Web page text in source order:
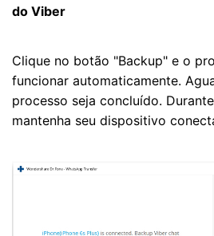
do Viber
Clique no botão "Backup" e o
funcionar automaticamente.
processo seja concluído.
mantenha seu dispositivo